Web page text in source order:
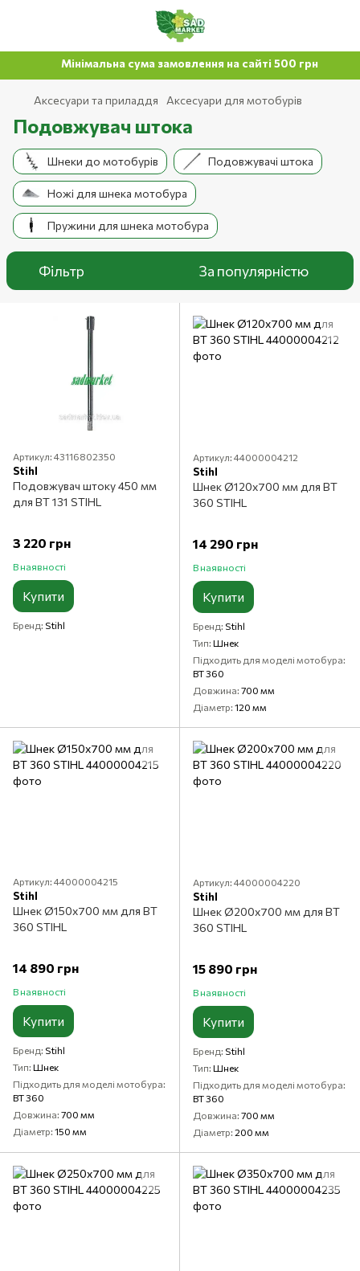
Мінімальна сума замовлення на сайті 500 грн
Аксесуари та приладдя Аксесуари для мотобурів
Подовжувач штока
Шнеки до мотобурів Подовжувачі штока
Ножі для шнека мотобура
Пружини для шнека мотобура
Фільтр За популярністю
Артикул: 43116802350
Stihl
Подовжувач штоку 450 мм
для BT 131 STIHL
3 220 грн
В наявності
Купити
Бренд Stihl
Артикул: 44000004212
Stihl
Шнек Ø120x700 мм для BT
360 STIHL
14 290 грн
В наявності
Купити
Бренд Stihl
Тип Шнек
Підходить для моделі мотобура
BT 360
Довжина 700 мм
Діаметр 120 мм
Артикул: 44000004215
Stihl
Шнек Ø150x700 мм для BT
360 STIHL
14 890 грн
В наявності
Купити
Бренд Stihl
Тип Шнек
Підходить для моделі мотобура
BT 360
Довжина 700 мм
Діаметр 150 мм
Артикул: 44000004220
Stihl
Шнек Ø200x700 мм для BT
360 STIHL
15 890 грн
В наявності
Купити
Бренд Stihl
Тип Шнек
Підходить для моделі мотобура
BT 360
Довжина 700 мм
Діаметр 200 мм